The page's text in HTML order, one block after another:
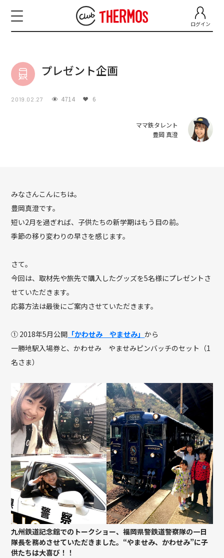
ログイン
プレゼント企画
2019.02.27 4714 6
ママ鉄タレント
豊岡 真澄
みなさんこんにちは。
豊岡真澄です。
短い2月を過ぎれば、子供たちの新学期はもう目の前。
季節の移り変わりの早さを感じます。
さて。
今回は、取材先や旅先で購入したグッズを5名様にプレゼントさ
せていただきます。
応募方法は最後にご案内させていただきます。
① 2018年5月公開 「かわせみ やませみ」から
一勝地駅入場券と、かわせみ やませみピンバッチのセット（1
名さま）
九州鉄道記念館でのトークショー、福岡県警鉄道警察隊の一日
隊長を務めさせていただきました。“やませみ、かわせみ”に子
供たちは大喜び！！